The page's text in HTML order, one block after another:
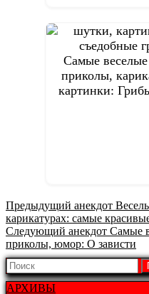
Самые
приколы,
картинки:
Предыдущий анекдот
запись:
карикатурах: самые
Следующий анекдот
запись:
Самые
приколы, юмор: О зависти
Найти:
АРХИВЫ